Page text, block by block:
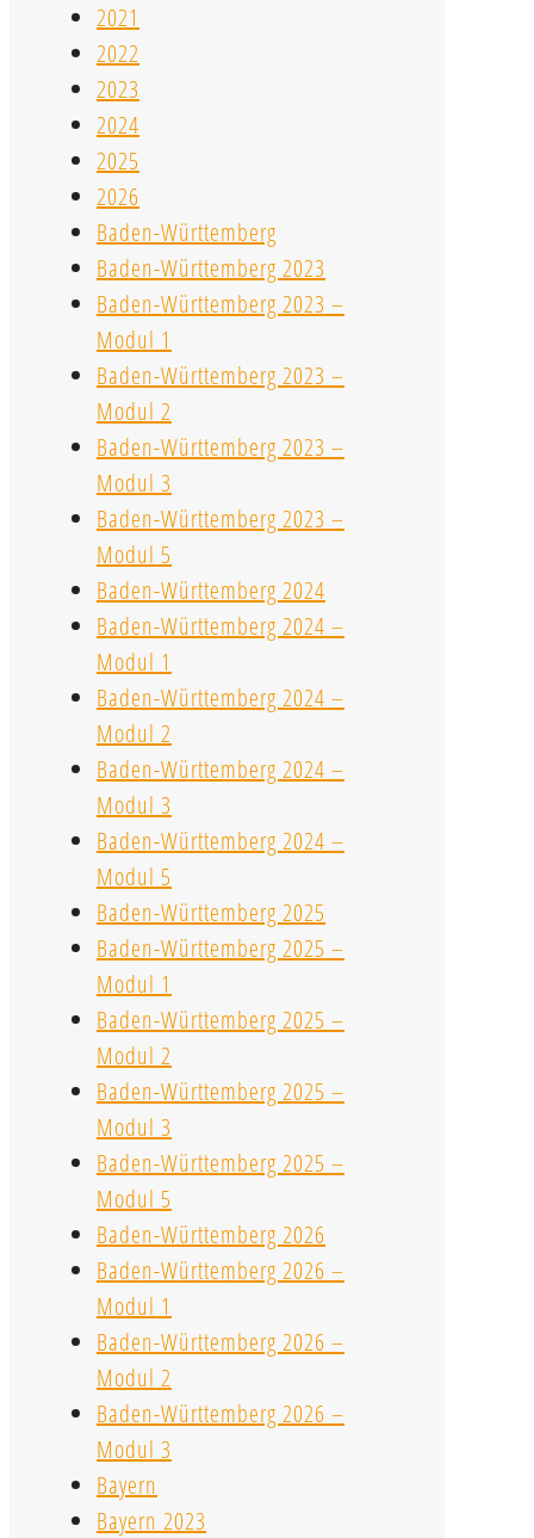
2021
2022
2023
2024
2025
2026
Baden-Württemberg
Baden-Württemberg 2023
Baden-Württemberg 2023 –
Modul 1
Baden-Württemberg 2023 –
Modul 2
Baden-Württemberg 2023 –
Modul 3
Baden-Württemberg 2023 –
Modul 5
Baden-Württemberg 2024
Baden-Württemberg 2024 –
Modul 1
Baden-Württemberg 2024 –
Modul 2
Baden-Württemberg 2024 –
Modul 3
Baden-Württemberg 2024 –
Modul 5
Baden-Württemberg 2025
Baden-Württemberg 2025 –
Modul 1
Baden-Württemberg 2025 –
Modul 2
Baden-Württemberg 2025 –
Modul 3
Baden-Württemberg 2025 –
Modul 5
Baden-Württemberg 2026
Baden-Württemberg 2026 –
Modul 1
Baden-Württemberg 2026 –
Modul 2
Baden-Württemberg 2026 –
Modul 3
Bayern
Bayern 2023